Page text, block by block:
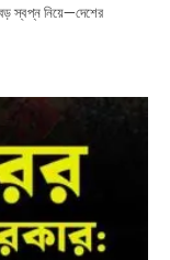
স্বপ্ন নিয়ে—দেশের